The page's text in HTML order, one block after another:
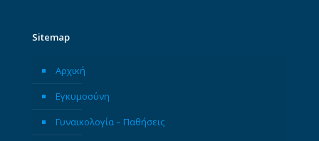
Sitemap
Αρχική
Εγκυμοσύνη
Γυναικολογία – Παθήσεις